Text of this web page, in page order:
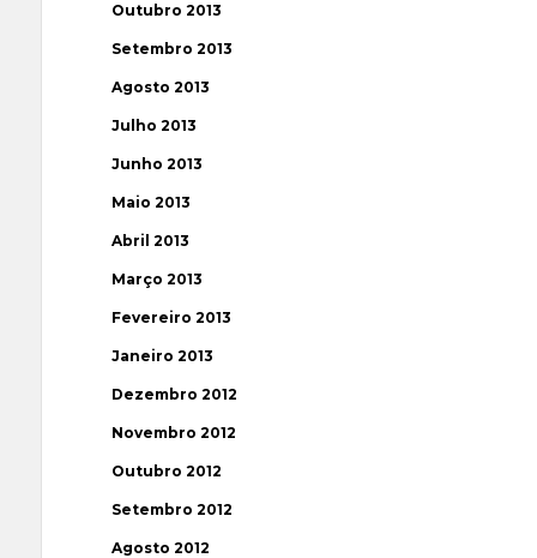
Outubro 2013
Setembro 2013
Agosto 2013
Julho 2013
Junho 2013
Maio 2013
Abril 2013
Março 2013
Fevereiro 2013
Janeiro 2013
Dezembro 2012
Novembro 2012
Outubro 2012
Setembro 2012
Agosto 2012